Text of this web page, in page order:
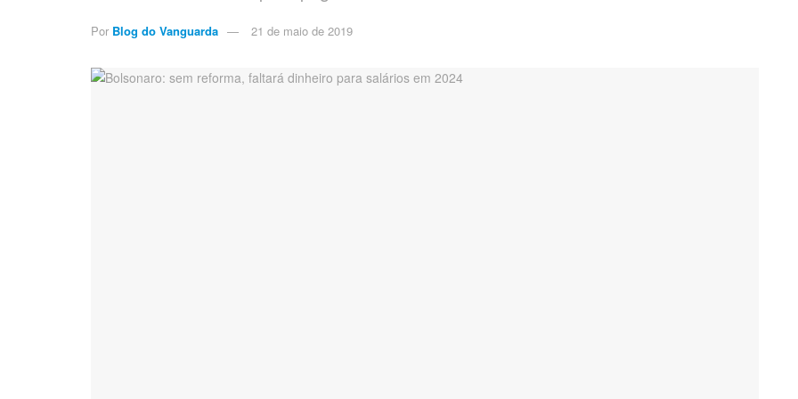
Por Blog do Vanguarda 21 de maio de 2019